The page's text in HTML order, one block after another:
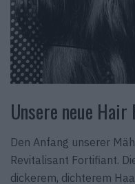
Unsere neue
Den Anfang unserer
Revitalisant Fortifiant.
dickerem, dichterem